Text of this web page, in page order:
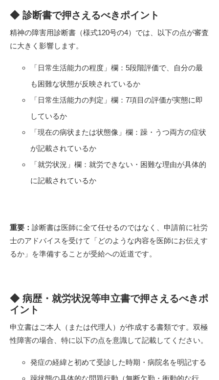
◆ 診断書で押さえるべきポイント
精神の障害用診断書（様式120号の4）では、以下の点が審査
に大きく影響します。
「日常生活能力の程度」欄：5段階評価で、自分の最
も困難な状態が反映されているか
「日常生活能力の判定」欄：7項目の評価が実態に即
しているか
「現在の病状または状態像」欄：躁・うつ両方の症状
が記載されているか
「就労状況」欄：就労できない・困難な理由が具体的
に記載されているか
重要： 診断書は医師に全て任せるのではなく、申請前に社労
士のアドバイスを受けて「どのような内容を医師にお伝えす
るか」を準備することが受給への近道です。
◆ 病歴・就労状況等申立書で押さえるべきポ
イント
申立書はご本人（または代理人）が作成する書類です。双極
性障害の場合、特に以下の点を意識して記載してください。
発症の経緯と初めて受診した時期・病院名を明記する
躁状態の具体的な問題行動（無断欠勤・衝動的な行